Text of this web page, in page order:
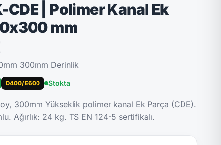
| Polimer Kanal Ek
mm
300mm Derinlik
D400/E600 Stokta
300mm Yükseklik polimer kanal Ek Parça (CDE).
Ağırlık: 24 kg. TS EN 124-5 sertifikalı.